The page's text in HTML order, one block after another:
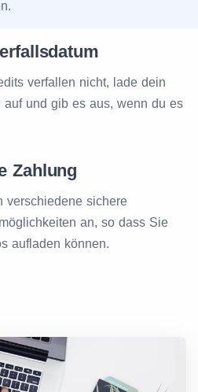
verfallen nicht, lade dein
auf und gib es aus, wenn du es
Zahlung
verschiedene sichere
an, so dass Sie
aufladen können.